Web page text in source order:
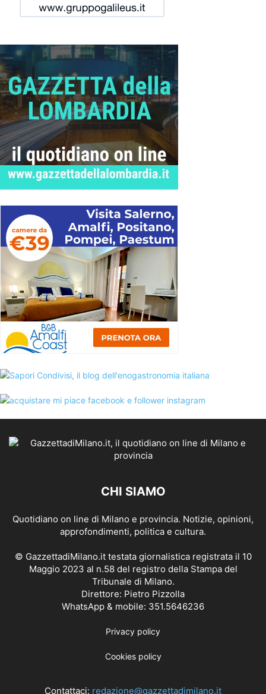
CHI SIAMO
Quotidiano on line di Milano e provincia. Notizie, opinioni,
approfondimenti, politica e cultura.
© GazzettadiMilano.it testata giornalistica registrata il 10
Maggio 2023 al n.58 del registro della Stampa del
Tribunale di Milano.
Direttore: Pietro Pizzolla
WhatsApp & mobile: 351.5646236
Privacy policy
Cookies policy
Contattaci: redazione@gazzettadimilano.it